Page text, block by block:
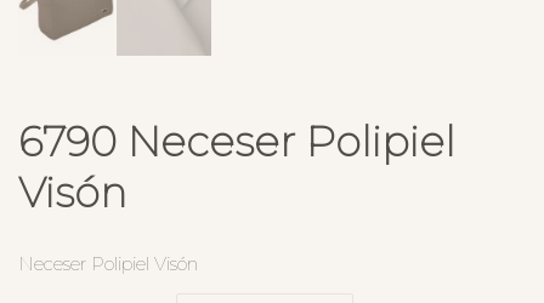
6790 Neceser Polipiel
Visón
Neceser Polipiel Visón